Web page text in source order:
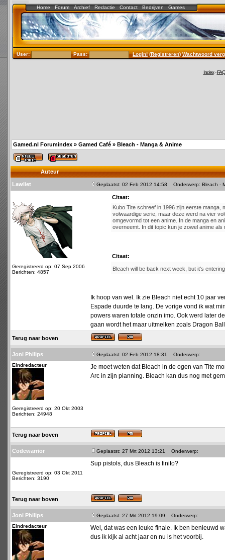
Home Forum Archief Redactie Contact Bedrijven Games
User: Pass: Login!(Registreren)Wachtwoord
Index-FAQ
Gamed.nl Forumindex » Gamed Café » Bleach - Manga & Anime
Auteur
Lawliet Geplaatst: 02 Feb 2012 14:58 Onderwerp: Bleach -
Geregistreerd op: 07 Sep 2006
Berichten: 4857
Citaat:
Kubo Tite schreef in 1996 zijn eerste manga,
volwaardige serie, maar deze werd na vier
omgevormd tot een anime. In de manga en
overneemt. In dit topic kun je zowel anime
Citaat:
Bleach will be back next week, but it's
Ik hoop van wel. Ik zie Bleach niet echt 10 jaar
Espade duurde te lang. De vorige vond ik wat
powers waren totale onzin imo. Ook werd later
gaan wordt het maar uitmelken zoals Dragon Ball
Terug naar boven
Joni Philips Geplaatst: 02 Feb 2012 18:31
Onderwerp:
Eindredacteur
Geregistreerd op: 20 Okt 2003
Berichten: 24948
Je moet weten dat Bleach in de ogen van Tite
Arc in zijn planning. Bleach kan dus nog met
Terug naar boven
Codewarrior Geplaatst: 27 Mrt 2012 13:21 Onderwerp:
Geregistreerd op: 03 Okt 2011
Berichten: 3190
Sup pistols, dus Bleach is finito?
Terug naar boven
Joni Philips Geplaatst: 27 Mrt 2012 19:09
Onderwerp:
Eindredacteur
Wel, dat was een leuke finale. Ik ben benieuwd
dus ik kijk al acht jaar en nu is het voorbij.